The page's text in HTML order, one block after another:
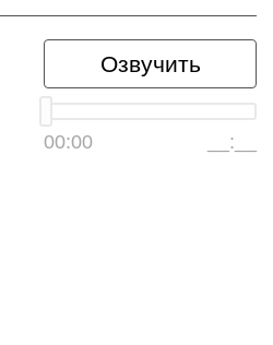
Озвучить
00:00 __:__